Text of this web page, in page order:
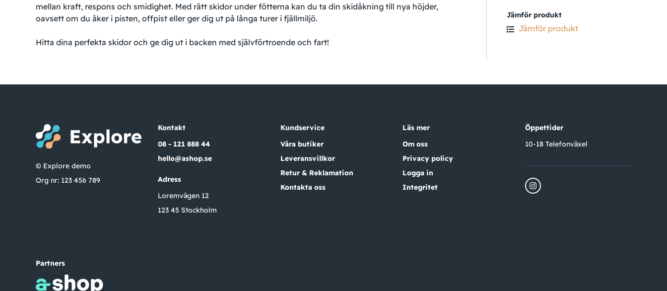
mellan kraft, respons och smidighet. Med rätt skidor under fötterna kan du ta din skidåkning till nya höjder,
oavsett om du åker i pisten, offpist eller ger dig ut på långa turer i fjällmiljö.
Hitta dina perfekta skidor och ge dig ut i backen med självförtroende och fart!
Jämför produkt
Jämför produkt
© Explore demo
Org nr: 123 456 789
Kontakt
08 - 121 888 44
hello@ashop.se
Adress
Loremvägen 12
123 45 Stockholm
Kundservice
Våra butiker
Leveransvillkor
Retur & Reklamation
Kontakta oss
Läs mer
Om oss
Privacy policy
Logga in
Integritet
Öppettider
10-18 Telefonväxel
Partners